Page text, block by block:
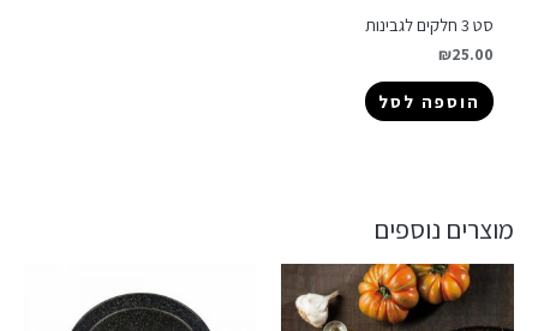
סט 3 חלקים לגבינות
₪25.00
הוספה לסל
מוצרים נוספים